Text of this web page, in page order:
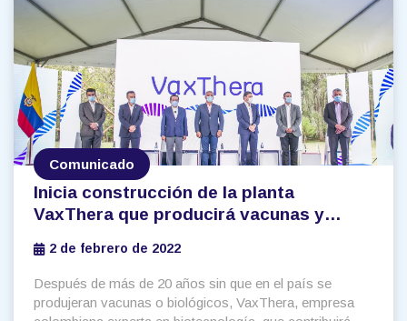
Comunicado
Inicia construcción de la planta
VaxThera que producirá vacunas y
2 de febrero de 2022
Después de más de 20 años sin que en el país se
produjeran vacunas o biológicos, VaxThera, empresa